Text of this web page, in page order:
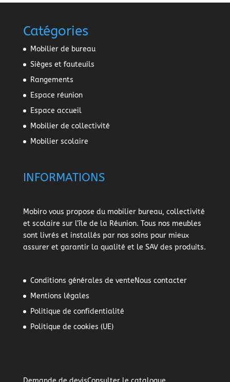
Catégories
Mobilier de bureau
Sièges et fauteuils
Rangements
Espace réunion
Espace accueil
Mobilier de collectivité
Mobilier scolaire
INFORMATIONS
Mobiro vous propose du mobilier bureau, collectivité
et scolaire sur l'île de la Réunion. Tous nos meubles
sont livrés et installés par nos soins pour mieux
assurer et garantir la qualité et le SAV des produits.
Conditions générales de vente
Mentions légales
Politique de confidentialité
Politique de cookies (UE)
Nous contacter